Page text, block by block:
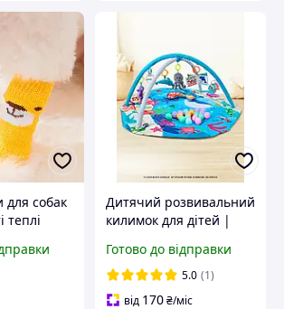
для собак
теплі
розмір L
Дитячий розвивальний
килимок для дітей |
трансформер для
повзання | Килимок
для новонароджених
Готово до відправки
5.0 (1)
від 170₴/міс